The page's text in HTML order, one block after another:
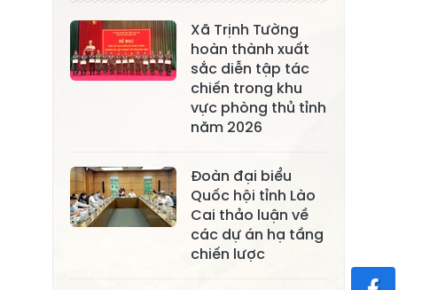
Bằng La
Xã Chấn Thịnh
Xã Nghĩa Tâm
Xã Phong Dụ
Hạ
Xã Lâm Giang
Cuông
Xã Tân Hợp
Xã Mậu A Xã Xuân Ái
Xã Lâm
Thượng
Xã Trịnh Tường
hoàn thành xuất
sắc diễn tập tác
chiến trong khu
vực phòng thủ tỉnh
năm 2026
Đoàn đại biểu
Quốc hội tỉnh Lào
Cai thảo luận về
các dự án hạ tầng
chiến lược